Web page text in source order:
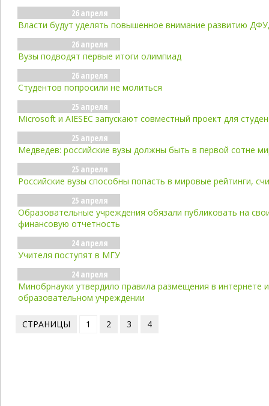
26 апреля
Власти будут уделять повышенное внимание развитию
26 апреля
Вузы подводят первые итоги олимпиад
26 апреля
Студентов попросили не молиться
25 апреля
Microsoft и AIESEC запускают совместный проект для
25 апреля
Медведев: российские вузы должны быть в первой сотне
25 апреля
Российские вузы способны попасть в мировые рейтинги,
25 апреля
Образовательные учреждения обязали публиковать на
финансовую отчетность
24 апреля
Учителя поступят в МГУ
24 апреля
Минобрнауки утвердило правила размещения в интернете
образовательном учреждении
СТРАНИЦЫ 1 2 3 4